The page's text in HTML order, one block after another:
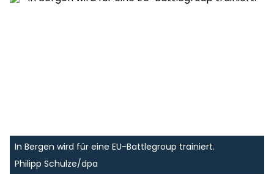
In Bergen wird für eine EU-Battlegroup trainiert.
Philipp Schulze/dpa